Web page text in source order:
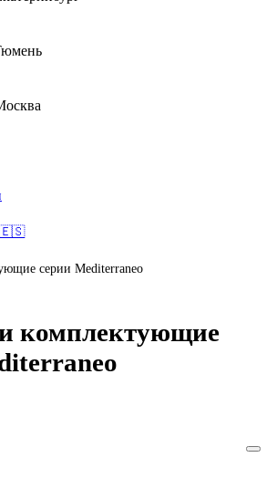
🇪🇸
серии Mediterraneo
комплектующие